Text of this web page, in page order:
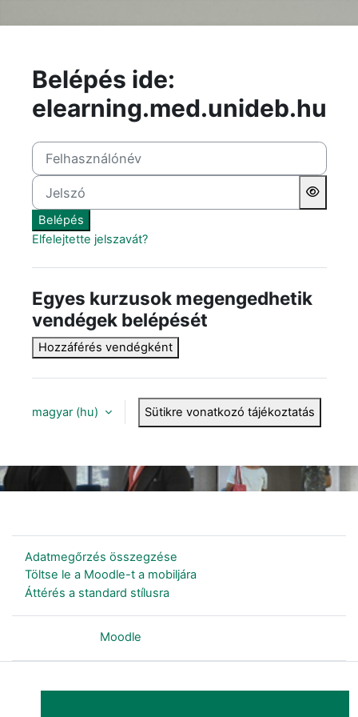
Belépés ide:
elearning.med.unideb.hu
Felhasználónév
Jelszó
Belépés
Elfelejtette jelszavát?
Egyes kurzusok megengedhetik
vendégek belépését
Hozzáférés vendégként
magyar ‎(hu)‎ Sütikre vonatkozó tájékoztatás
Adatmegőrzés összegzése
Töltse le a Moodle-t a mobiljára
Áttérés a standard stílusra
Moodle